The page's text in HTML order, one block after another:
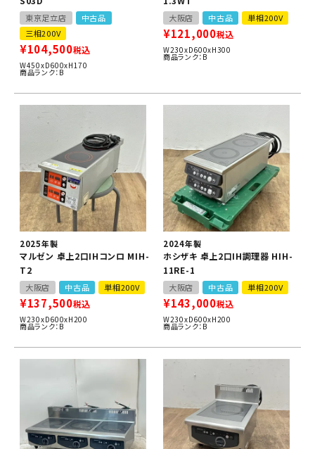
東京足立店
中古品
三相200V
¥104,500税込
W450xD600xH170
商品ランク：B
大阪店 中古品 単相200V
¥121,000税込
W230xD600xH300
商品ランク：B
2025年製
マルゼン 卓上2口IHコンロ MIH-
T2
大阪店 中古品 単相200V
¥137,500税込
W230xD600xH200
商品ランク：B
2024年製
ホシザキ 卓上2口IH調理器 HIH-
11RE-1
大阪店 中古品 単相200V
¥143,000税込
W230xD600xH200
商品ランク：B